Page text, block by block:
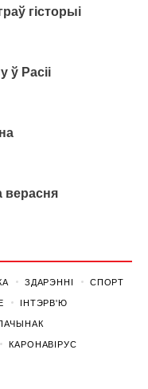
гісторыі
ў Расіі
верасня
ЗДАРЭННI СПОРТ
ІНТЭРВ'Ю
КАРОНАВІРУС